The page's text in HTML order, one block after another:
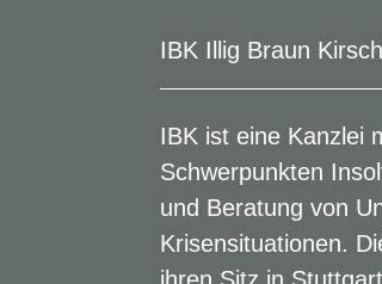
IBK Illig Braun
IBK ist eine Kanzlei
Schwerpunkten
und Beratung von
Krisensituationen.